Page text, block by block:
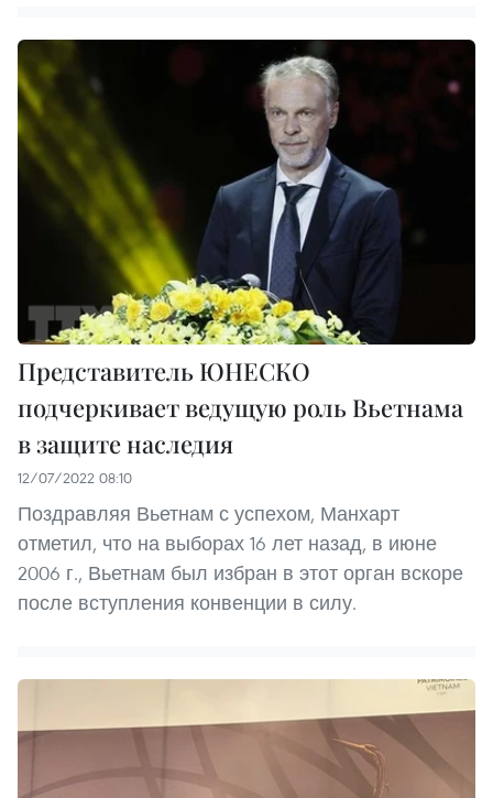
Представитель ЮНЕСКО
подчеркивает ведущую роль Вьетнама
в защите наследия
12/07/2022 08:10
Поздравляя Вьетнам с успехом, Манхарт
отметил, что на выборах 16 лет назад, в июне
2006 г., Вьетнам был избран в этот орган вскоре
после вступления конвенции в силу.